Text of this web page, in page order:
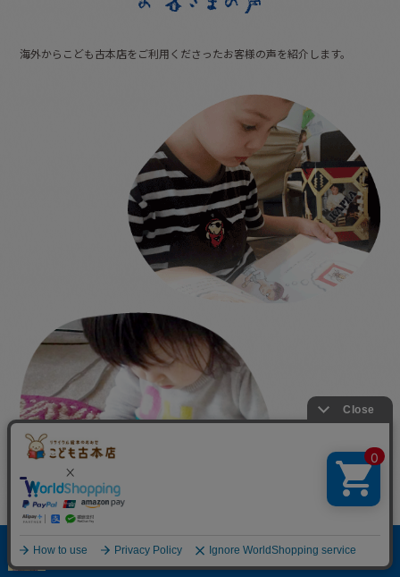
海外からこども古本店をご利用くださったお客様の声を紹介します。